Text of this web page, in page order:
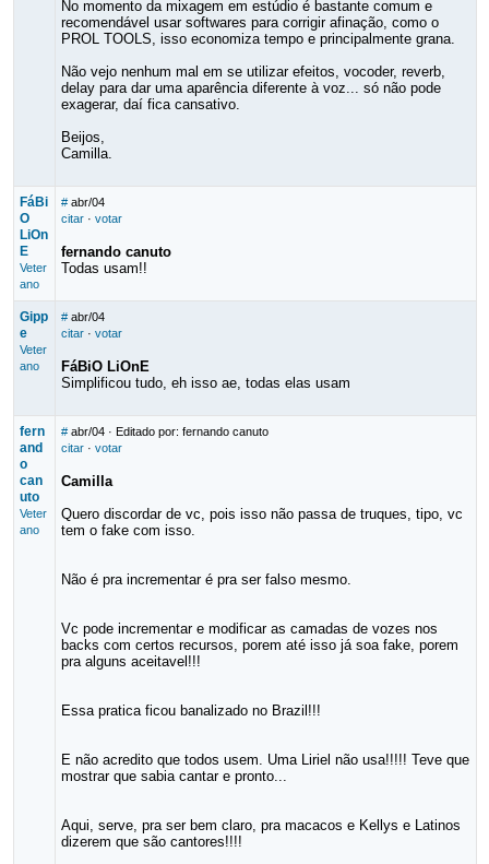
No momento da mixagem em estúdio é bastante comum e
recomendável usar softwares para corrigir afinação, como o
PROL TOOLS, isso economiza tempo e principalmente grana.
Não vejo nenhum mal em se utilizar efeitos, vocoder, reverb,
delay para dar uma aparência diferente à voz... só não pode
exagerar, daí fica cansativo.
Beijos,
Camilla.
FáBi
O
LiOn
E
Veter
ano
# abr/04
citar· votar
fernando canuto
Todas usam!!
Gipp
e
Veter
ano
# abr/04
citar· votar
FáBiO LiOnE
Simplificou tudo, eh isso ae, todas elas usam
fern
and
o
can
uto
Veter
ano
# abr/04· Editado por: fernando canuto
citar· votar
Camilla
Quero discordar de vc, pois isso não passa de truques, tipo, vc
tem o fake com isso.
Não é pra incrementar é pra ser falso mesmo.
Vc pode incrementar e modificar as camadas de vozes nos
backs com certos recursos, porem até isso já soa fake, porem
pra alguns aceitavel!!!
Essa pratica ficou banalizado no Brazil!!!
E não acredito que todos usem. Uma Liriel não usa!!!!! Teve que
mostrar que sabia cantar e pronto...
Aqui, serve, pra ser bem claro, pra macacos e Kellys e Latinos
dizerem que são cantores!!!!